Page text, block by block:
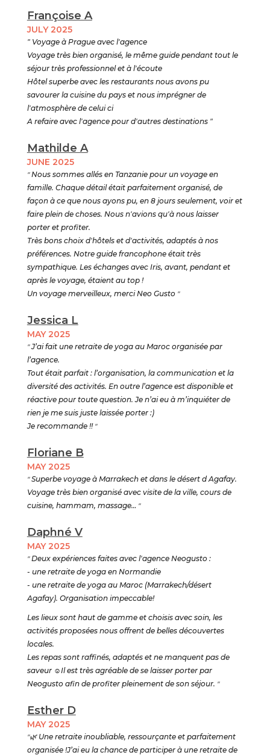
Françoise A
JULY 2025
" Voyage à Prague avec l'agence
Voyage très bien organisé, le même guide pendant tout le
séjour très professionnel et à l'écoute
Hôtel superbe avec les restaurants nous avons pu
savourer la cuisine du pays et nous imprégner de
l'atmosphère de celui ci
A refaire avec l'agence pour d'autres destinations "
Mathilde A
JUNE 2025
"Nous sommes allés en Tanzanie pour un voyage en
famille. Chaque détail était parfaitement organisé, de
façon à ce que nous ayons pu, en 8 jours seulement, voir et
faire plein de choses. Nous n'avions qu'à nous laisser
porter et profiter.
Très bons choix d'hôtels et d'activités, adaptés à nos
préférences. Notre guide francophone était très
sympathique. Les échanges avec Iris, avant, pendant et
après le voyage, étaient au top !
Un voyage merveilleux, merci Neo Gusto "
Jessica L
MAY 2025
"J’ai fait une retraite de yoga au Maroc organisée par
l’agence.
Tout était parfait : l’organisation, la communication et la
diversité des activités. En outre l’agence est disponible et
réactive pour toute question. Je n’ai eu à m’inquiéter de
rien je me suis juste laissée porter :)
Je recommande !!"
Floriane B
MAY 2025
"Superbe voyage à Marrakech et dans le désert d Agafay.
Voyage très bien organisé avec visite de la ville, cours de
cuisine, hammam, massage…"
Daphné V
MAY 2025
"Deux expériences faites avec l'agence Neogusto :
- une retraite de yoga en Normandie
- une retraite de yoga au Maroc (Marrakech/désert
Agafay). Organisation impeccable!
Les lieux sont haut de gamme et choisis avec soin, les
activités proposées nous offrent de belles découvertes
locales.
Les repas sont raffinés, adaptés et ne manquent pas de
saveur ☺️Il est très agréable de se laisser porter par
Neogusto afin de profiter pleinement de son séjour. "
Esther D
MAY 2025
"🌿Une retraite inoubliable, ressourçante et parfaitement
organisée !J’ai eu la chance de participer à une retraite de